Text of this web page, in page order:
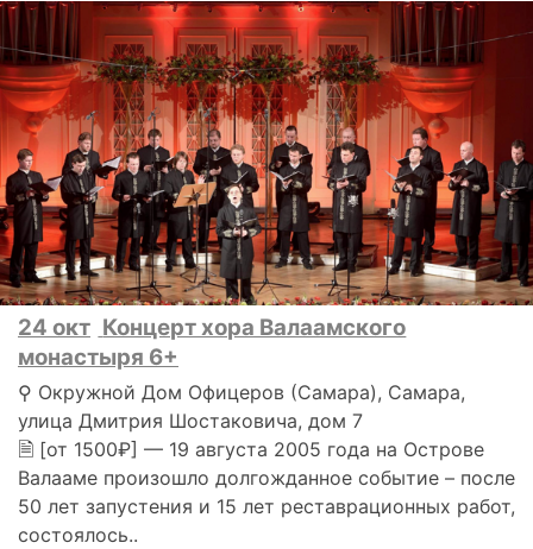
24 окт Концерт хора Валаамского
монастыря 6+
⚲ Окружной Дом Офицеров (Самара), Самара,
улица Дмитрия Шостаковича, дом 7
🗎 [от 1500₽] — 19 августа 2005 года на Острове
Валааме произошло долгожданное событие – после
50 лет запустения и 15 лет реставрационных работ,
состоялось..